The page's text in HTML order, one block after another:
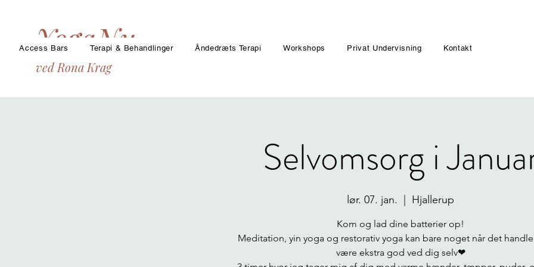
YogaNu
ved Rona Krag
Access Bars Terapi & Behandlinger Åndedræts Terapi Workshops Privat Undervisning Kontakt
Selvomsorg i
lør. 07. jan. Hjallerup
Kom og lad dine batterier op!
Meditation, yin yoga og restorativ yoga kan bare noget når det
være ekstra god ved dig selv❤